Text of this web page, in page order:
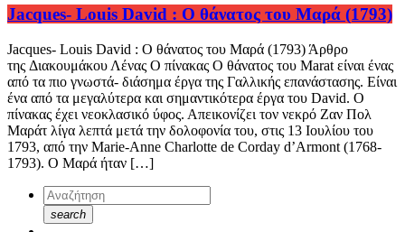
Jacques- Louis David : Ο θάνατος του Μαρά (1793)
Jacques- Louis David : Ο θάνατος του Μαρά (1793) Άρθρο
της Διακουμάκου Λένας Ο πίνακας Ο θάνατος του Μarat είναι ένας
από τα πιο γνωστά- διάσημα έργα της Γαλλικής επανάστασης. Είναι
ένα από τα μεγαλύτερα και σημαντικότερα έργα του David. Ο
πίνακας έχει νεοκλασικό ύφος. Απεικονίζει τον νεκρό Ζαν Πολ
Μαράτ λίγα λεπτά μετά την δολοφονία του, στις 13 Ιουλίου του
1793, από την Marie-Anne Charlotte de Corday d’Armont (1768-
1793). Ο Μαρά ήταν […]
search